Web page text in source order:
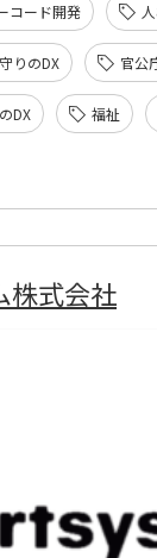
コード開発
守りのDX 官公
DX 福祉
株式会社